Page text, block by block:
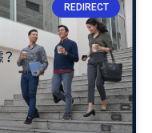
REDIRECT